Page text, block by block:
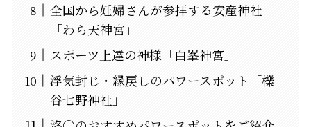
全国から妊婦さんが参拝する安産神社
「わら天神宮」
スポーツ上達の神様「白峯神宮」
浮気封じ・縁戻しのパワースポット「櫟
谷七野神社」